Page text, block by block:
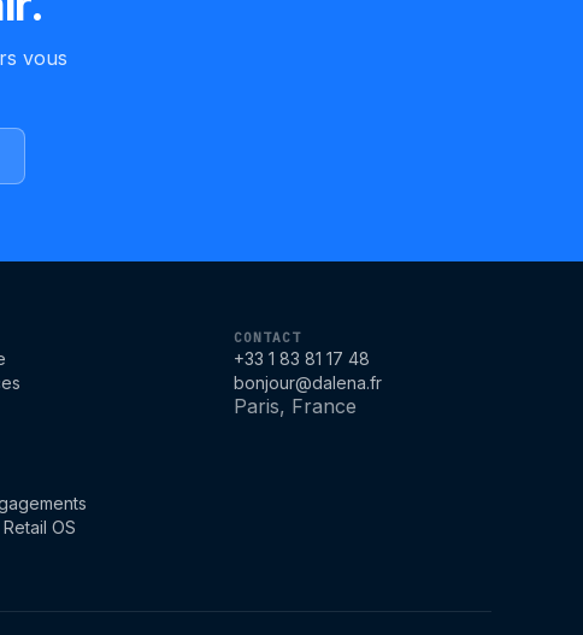
vous
OS
CONTACT
+33 1 83 81 17 48
bonjour@dalena.fr
Paris, France